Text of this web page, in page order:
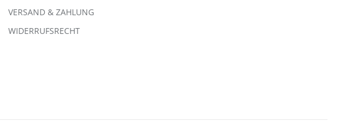
VERSAND & ZAHLUNG
WIDERRUFSRECHT